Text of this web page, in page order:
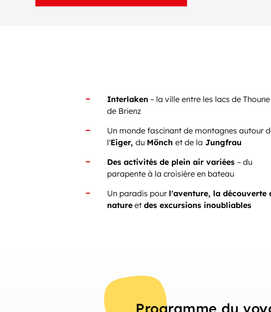
Interlaken – la ville entre les lacs de
de Brienz
Un monde fascinant de montagnes autour
l'Eiger, du Mönch et de la Jungfrau
Des activités de plein air variées – du
parapente à la croisière en bateau
Un paradis pour l'aventure, la découverte
nature et des excursions inoubliables
Programme du